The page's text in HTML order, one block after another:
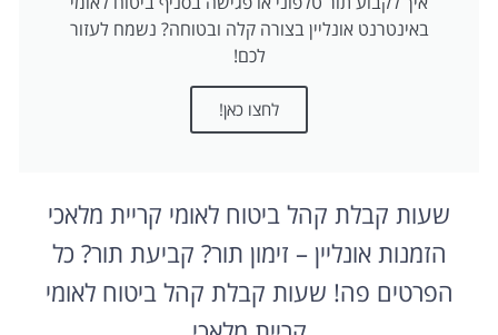
באינטרנט אונליין בצורה קלה ובטוחה? נשמח לעזור
לכם!
לחצו כאן!
שעות קבלת קהל ביטוח לאומי קריית מלאכי
הזמנות אונליין – זימון תור? קביעת תור? כל
הפרטים פה! שעות קבלת קהל ביטוח לאומי
קריית מלאכי